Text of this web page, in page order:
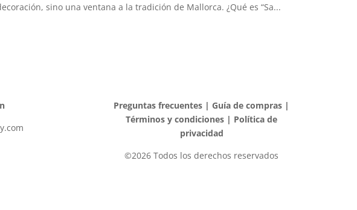
sino una ventana a la tradición de Mallorca. ¿Qué es “Sa...
Preguntas frecuentes | Guía de compras |
Términos y condiciones | Política de
privacidad
©2026 Todos los derechos reservados